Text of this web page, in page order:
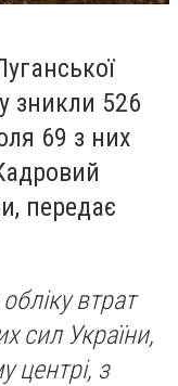
зникли 526
69 з них
передає
втрат
сил України,
центрі, з